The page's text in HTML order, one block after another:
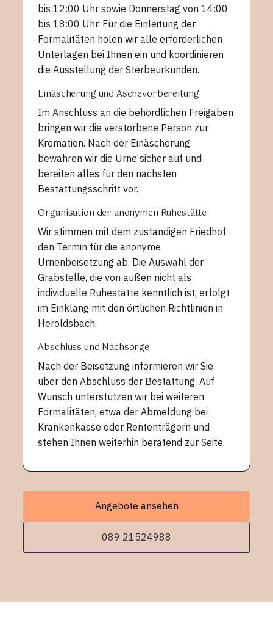
bis 12:00 Uhr sowie Donnerstag von 14:00
bis 18:00 Uhr. Für die Einleitung der
Formalitäten holen wir alle erforderlichen
Unterlagen bei Ihnen ein und koordinieren
die Ausstellung der Sterbeurkunden.
Einäscherung und Aschevorbereitung
Im Anschluss an die behördlichen Freigaben
bringen wir die verstorbene Person zur
Kremation. Nach der Einäscherung
bewahren wir die Urne sicher auf und
bereiten alles für den nächsten
Bestattungsschritt vor.
Organisation der anonymen Ruhestätte
Wir stimmen mit dem zuständigen Friedhof
den Termin für die anonyme
Urnenbeisetzung ab. Die Auswahl der
Grabstelle, die von außen nicht als
individuelle Ruhestätte kenntlich ist, erfolgt
im Einklang mit den örtlichen Richtlinien in
Heroldsbach.
Abschluss und Nachsorge
Nach der Beisetzung informieren wir Sie
über den Abschluss der Bestattung. Auf
Wunsch unterstützen wir bei weiteren
Formalitäten, etwa der Abmeldung bei
Krankenkasse oder Rententrägern und
stehen Ihnen weiterhin beratend zur Seite.
Angebote ansehen
089 21524988